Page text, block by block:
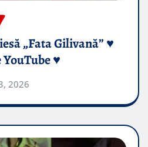
„Fata Gilivană” ♥️
♥️
2026